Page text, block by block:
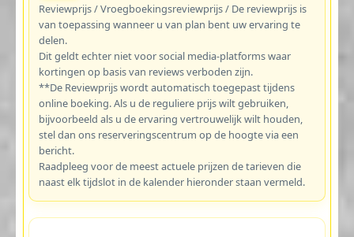
Reviewprijs / Vroegboekingsreviewprijs / De reviewprijs is
van toepassing wanneer u van plan bent uw ervaring te
delen.
Dit geldt echter niet voor social media-platforms waar
kortingen op basis van reviews verboden zijn.
**De Reviewprijs wordt automatisch toegepast tijdens
online boeking. Als u de reguliere prijs wilt gebruiken,
bijvoorbeeld als u de ervaring vertrouwelijk wilt houden,
stel dan ons reserveringscentrum op de hoogte via een
bericht.
Raadpleeg voor de meest actuele prijzen de tarieven die
naast elk tijdslot in de kalender hieronder staan vermeld.